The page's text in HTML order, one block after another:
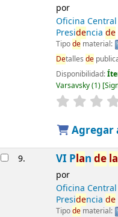
por
Oficina Central
Presidencia de
Tipodematerial:
Detalles de
Disponibilidad:
Varsavsky(1)
Agregar
9. VI Plan de la
por
Oficina Central
Presidencia de
Tipodematerial: